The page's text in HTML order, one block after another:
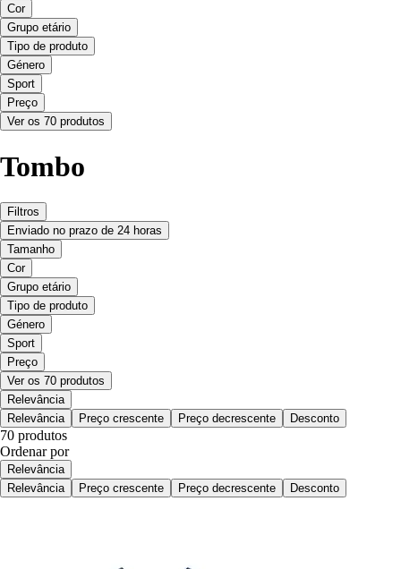
Cor
Grupo etário
Tipo de produto
Género
Sport
Preço
Ver os 70 produtos
Tombo
Filtros
Enviado no prazo de 24 horas
Tamanho
Cor
Grupo etário
Tipo de produto
Género
Sport
Preço
Ver os 70 produtos
Relevância
Relevância
Preço crescente Preço decrescente Desconto
70 produtos
Ordenar por
Relevância
Relevância
Preço crescente Preço decrescente Desconto